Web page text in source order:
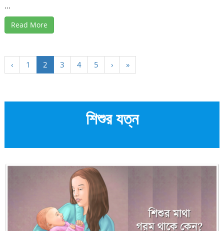
...
Read More
‹ 1 2 3 4 5 › »
শিশুর যত্ন